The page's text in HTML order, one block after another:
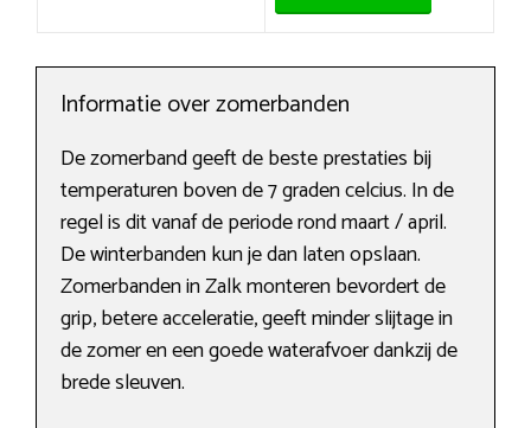
Informatie over zomerbanden
De zomerband geeft de beste prestaties bij
temperaturen boven de 7 graden celcius. In de
regel is dit vanaf de periode rond maart / april.
De winterbanden kun je dan laten opslaan.
Zomerbanden in Zalk monteren bevordert de
grip, betere acceleratie, geeft minder slijtage in
de zomer en een goede waterafvoer dankzij de
brede sleuven.